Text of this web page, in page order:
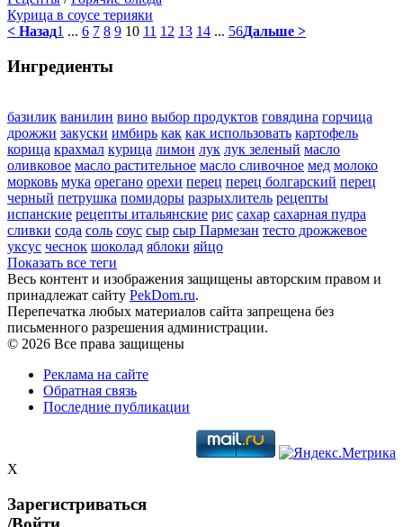
Курица в соусе терияки
< Назад1 ... 6 7 8 9 10 11 12 13 14 ... 56Дальше >
Ингредиенты
базилик ванилин вино выбор продуктов говядина горчица
дрожжи закуски имбирь как как использовать картофель
корица крахмал курица лимон лук лук зеленый масло
оливковое масло растительное масло сливочное мед молоко
морковь мука орегано орехи перец перец болгарский перец
черный петрушка помидоры разрыхлитель рецепты
испанские рецепты итальянские рис сахар сахарная пудра
сливки сода соль соус сыр сыр Пармезан тесто дрожжевое
уксус чеснок шоколад яблоки яйцо
Показать все теги
Весь контент и изображения защищены авторским правом и
принадлежат сайту PekDom.ru.
Перепечатка любых материалов сайта запрещена без
письменного разрешения администрации.
© 2026 Все права защищены
Реклама на сайте
Обратная связь
Последние публикации
X
Зарегистриваться